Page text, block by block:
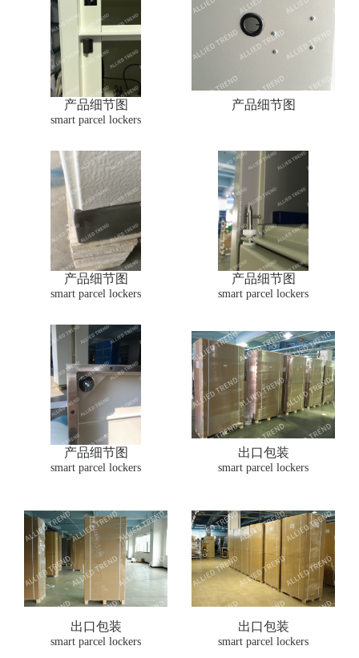
产品细节图
smart parcel lockers
产品细节图
产品细节图
smart parcel lockers
产品细节图
smart parcel lockers
产品细节图
smart parcel lockers
出口包装
smart parcel lockers
出口包装
smart parcel lockers
出口包装
smart parcel lockers